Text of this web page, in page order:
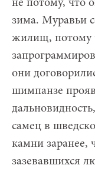
не потому, что
зима. Муравьи
жилищ, потому
они
шимпанзе
самец в
камни заранее,
зазевавшихся